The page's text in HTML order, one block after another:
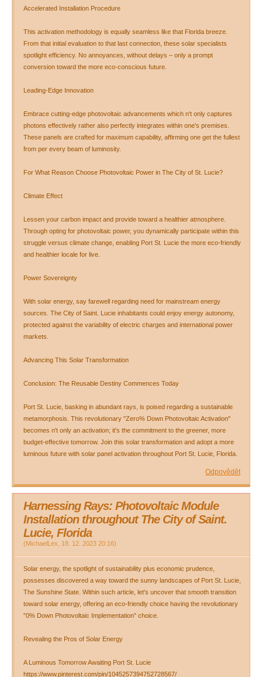
Accelerated Installation Procedure
This activation methodology is equally seamless like that Florida breeze.
From that initial evaluation to that last connection, these solar specialists
spotlight efficiency. No annoyances, without delays – only a prompt
conversion toward the more eco-conscious future.
Leading-Edge Innovation
Embrace cutting-edge photovoltaic advancements which n't only captures
photons effectively rather also perfectly integrates within one's premises.
These panels are crafted for maximum capability, affirming one get the fullest
from per every beam of luminosity.
For What Reason Choose Photovoltaic Power in The City of St. Lucie?
Climate Effect
Lessen your carbon impact and provide toward a healthier atmosphere.
Through opting for photovoltaic power, you dynamically participate within this
struggle versus climate change, enabling Port St. Lucie the more eco-friendly
and healthier locale for live.
Power Sovereignty
With solar energy, say farewell regarding need for mainstream energy
sources. The City of Saint. Lucie inhabitants could enjoy energy autonomy,
protected against the variability of electric charges and international power
markets.
Advancing This Solar Transformation
Conclusion: The Reusable Destiny Commences Today
Port St. Lucie, basking in abundant rays, is poised regarding a sustainable
metamorphosis. This revolutionary "Zero% Down Photovoltaic Activation"
becomes n't only an activation; it's the commitment to the greener, more
budget-effective tomorrow. Join this solar transformation and adopt a more
luminous future with solar panel activation throughout Port St. Lucie, Florida.
Odpovědět
Harnessing Rays: Photovoltaic Module
Installation throughout The City of Saint.
Lucie, Florida
(MichaelLex 18. 12. 2023 20:16)
Solar energy, the spotlight of sustainability plus economic prudence,
possesses discovered a way toward the sunny landscapes of Port St. Lucie,
The Sunshine State. Within such article, let's uncover that smooth transition
toward solar energy, offering an eco-friendly choice having the revolutionary
"0% Down Photovoltaic Implementation" choice.
Revealing the Pros of Solar Energy
A Luminous Tomorrow Awaiting Port St. Lucie
https://www.pinterest.com/pin/1045257394752728567/